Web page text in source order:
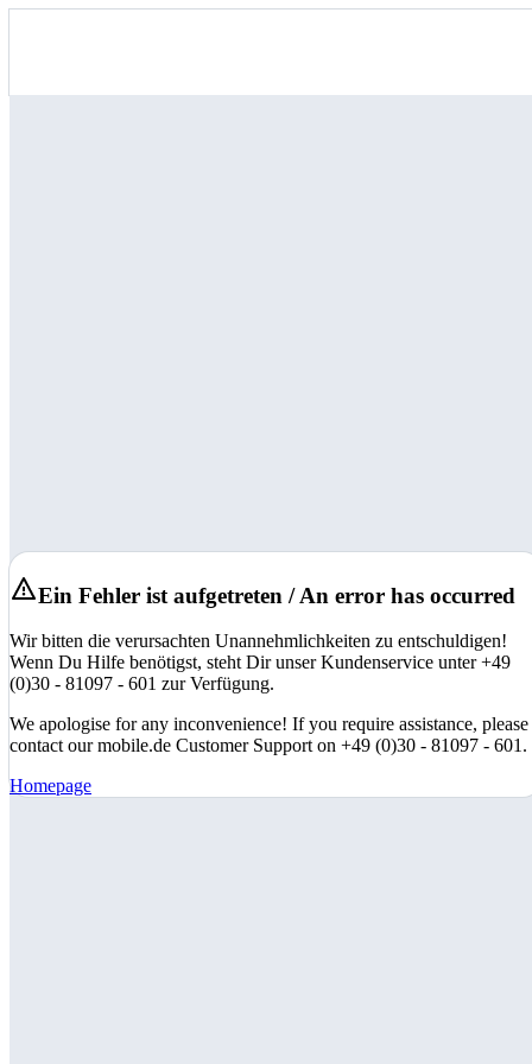
Ein Fehler ist aufgetreten / An error has occurred
Wir bitten die verursachten Unannehmlichkeiten zu entschuldigen!
Wenn Du Hilfe benötigst, steht Dir unser Kundenservice unter +49
(0)30 - 81097 - 601 zur Verfügung.
We apologise for any inconvenience! If you require assistance, please
contact our mobile.de Customer Support on +49 (0)30 - 81097 - 601.
Homepage